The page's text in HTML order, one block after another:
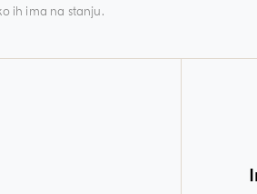
ih ima na stanju.